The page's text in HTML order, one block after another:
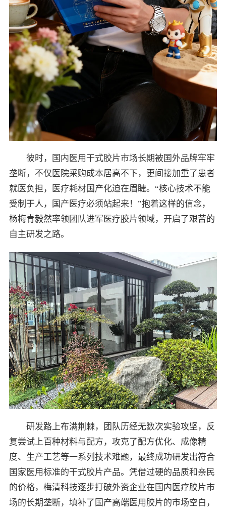
彼时，国内医用干式胶片市场长期被国外品牌牢牢
垄断，不仅医院采购成本居高不下，更间接加重了患者
就医负担，医疗耗材国产化迫在眉睫。“核心技术不能
受制于人，国产医疗必须站起来！”抱着这样的信念，
杨梅青毅然率领团队进军医疗胶片领域，开启了艰苦的
自主研发之路。
研发路上布满荆棘，团队历经无数次实验攻坚，反
复尝试上百种材料与配方，攻克了配方优化、成像精
度、生产工艺等一系列技术难题，最终成功研发出符合
国家医用标准的干式胶片产品。凭借过硬的品质和亲民
的价格，梅清科技逐步打破外资企业在国内医疗胶片市
场的长期垄断，填补了国产高端医用胶片的市场空白，